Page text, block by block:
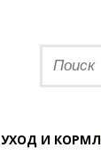
УХОД И